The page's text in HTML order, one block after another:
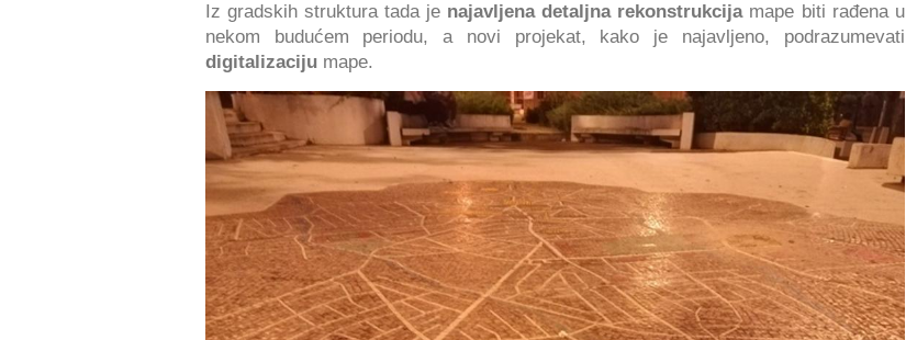
Iz gradskih struktura tada je najavljena detaljna rekonstrukcijamape biti rađena u
nekom budućem periodu, a novi projekat, kako je najavljeno, podrazumevati
digitalizaciju mape.